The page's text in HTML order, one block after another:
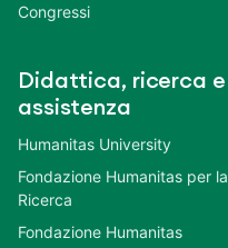
Congressi
Didattica, ricerca e
assistenza
Humanitas University
Fondazione Humanitas per la
Ricerca
Fondazione Humanitas